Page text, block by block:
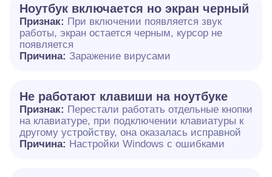
Ноутбук включается но экран черный
Признак: При включении появляется звук
работы, экран остается черным, курсор не
появляется
Причина: Заражение вирусами
Не работают клавиши на ноутбуке
Признак: Перестали работать отдельные кнопки
на клавиатуре, при подключении клавиатуры к
другому устройству, она оказалась исправной
Причина: Настройки Windows с ошибками